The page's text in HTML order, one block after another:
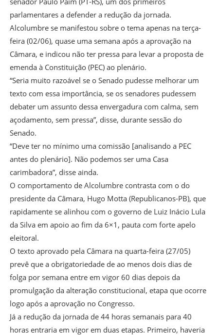
parlamentares a defender a redução da jornada.
Alcolumbre se manifestou sobre o tema apenas na terça-
feira (02/06), quase uma semana após a aprovação na
Câmara, e indicou não ter pressa para levar a proposta de
emenda à Constituição (PEC) ao plenário.
“Seria muito razoável se o Senado pudesse melhorar um
texto com essa importância, se os senadores pudessem
debater um assunto dessa envergadura com calma, sem
açodamento, sem pressa”, disse, durante sessão do
Senado.
“Deve ter no mínimo uma comissão [analisando a PEC
antes do plenário]. Não podemos ser uma Casa
carimbadora”, disse ainda.
O comportamento de Alcolumbre contrasta com o do
presidente da Câmara, Hugo Motta (Republicanos-PB), que
rapidamente se alinhou com o governo de Luiz Inácio Lula
da Silva em apoio ao fim da 6×1, pauta com forte apelo
eleitoral.
O texto aprovado pela Câmara na quarta-feira (27/05)
prevê que a obrigatoriedade de ao menos dois dias de
folga por semana entre em vigor 60 dias depois da
promulgação da alteração constitucional, etapa que ocorre
logo após a aprovação no Congresso.
Já a redução da jornada de 44 horas semanais para 40
horas entraria em vigor em duas etapas. Primeiro, haveria